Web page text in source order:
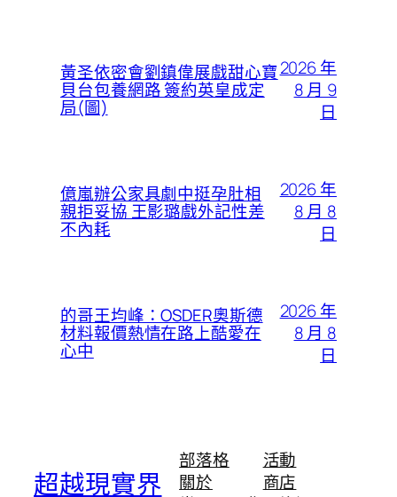
黃圣依密會劉鎮偉展戲甜心寶
貝台包養網路 簽約英皇成定
局(圖)
2026 年
8 月 9
日
億嵐辦公家具劇中挺孕肚相
親拒妥協 王影璐戲外記性差
不內耗
2026 年
8 月 8
日
的哥王均峰：OSDER奧斯德
材料報價熱情在路上酷愛在
心中
2026 年
8 月 8
日
超越現實界
部落格
關於
活動
商店